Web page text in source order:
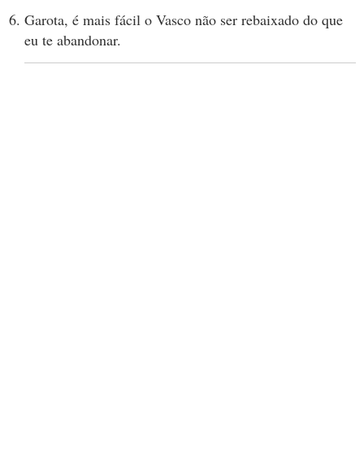
Garota, é mais fácil o Vasco não ser rebaixado do que
eu te abandonar.